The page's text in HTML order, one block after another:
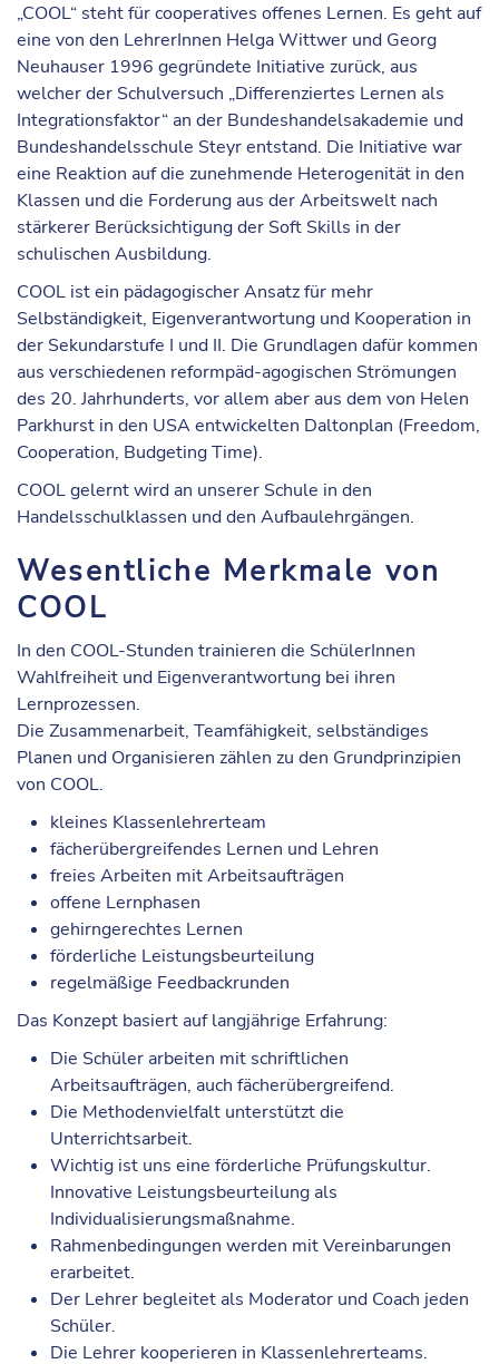
„COOL“ steht für cooperatives offenes Lernen. Es geht auf
eine von den LehrerInnen Helga Wittwer und Georg
Neuhauser 1996 gegründete Initiative zurück, aus
welcher der Schulversuch „Differenziertes Lernen als
Integrationsfaktor“ an der Bundeshandelsakademie und
Bundeshandelsschule Steyr entstand. Die Initiative war
eine Reaktion auf die zunehmende Heterogenität in den
Klassen und die Forderung aus der Arbeitswelt nach
stärkerer Berücksichtigung der Soft Skills in der
schulischen Ausbildung.
COOL ist ein pädagogischer Ansatz für mehr
Selbständigkeit, Eigenverantwortung und Kooperation in
der Sekundarstufe I und II. Die Grundlagen dafür kommen
aus verschiedenen reformpäd-agogischen Strömungen
des 20. Jahrhunderts, vor allem aber aus dem von Helen
Parkhurst in den USA entwickelten Daltonplan (Freedom,
Cooperation, Budgeting Time).
COOL gelernt wird an unserer Schule in den
Handelsschulklassen und den Aufbaulehrgängen.
Wesentliche Merkmale von
COOL
In den COOL-Stunden trainieren die SchülerInnen
Wahlfreiheit und Eigenverantwortung bei ihren
Lernprozessen.
Die Zusammenarbeit, Teamfähigkeit, selbständiges
Planen und Organisieren zählen zu den Grundprinzipien
von COOL.
kleines Klassenlehrerteam
fächerübergreifendes Lernen und Lehren
freies Arbeiten mit Arbeitsaufträgen
offene Lernphasen
gehirngerechtes Lernen
förderliche Leistungsbeurteilung
regelmäßige Feedbackrunden
Das Konzept basiert auf langjährige Erfahrung:
Die Schüler arbeiten mit schriftlichen
Arbeitsaufträgen, auch fächerübergreifend.
Die Methodenvielfalt unterstützt die
Unterrichtsarbeit.
Wichtig ist uns eine förderliche Prüfungskultur.
Innovative Leistungsbeurteilung als
Individualisierungsmaßnahme.
Rahmenbedingungen werden mit Vereinbarungen
erarbeitet.
Der Lehrer begleitet als Moderator und Coach jeden
Schüler.
Die Lehrer kooperieren in Klassenlehrerteams.